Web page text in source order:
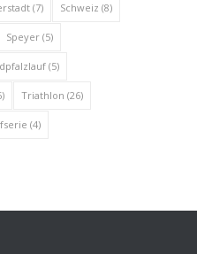
(7) Schweiz (8)
Speyer(5)
(5)
Triathlon (26)
(4)